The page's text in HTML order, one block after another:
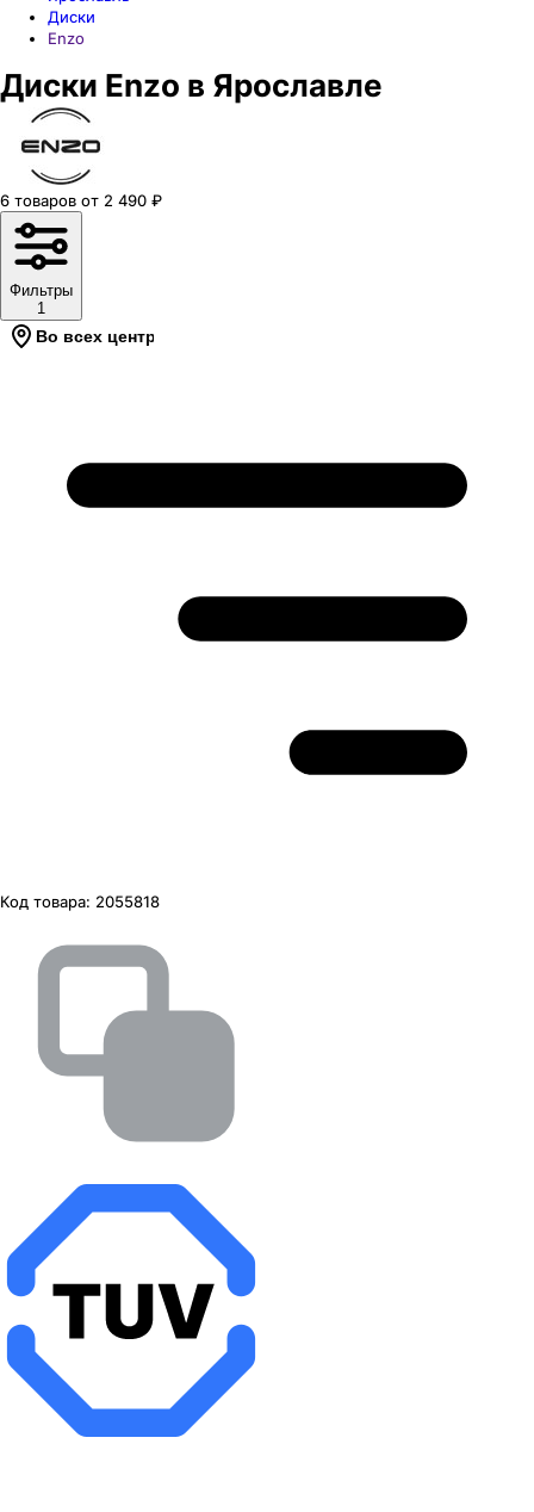
Диски
Enzo
Диски Enzo в Ярославле
6 товаров от 2 490 ₽
Фильтры
1
Во всех центрах
Код товара: 2055818